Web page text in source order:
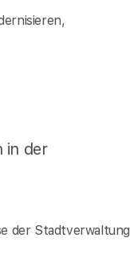
in der
der